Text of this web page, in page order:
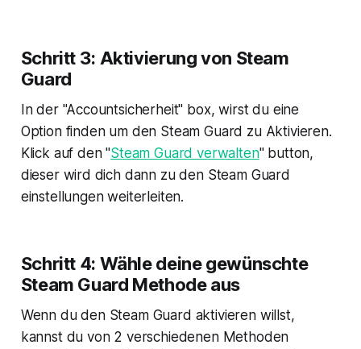
Schritt 3: Aktivierung von Steam
Guard
In der "Accountsicherheit" box, wirst du eine
Option finden um den Steam Guard zu Aktivieren.
Klick auf den "Steam Guard verwalten" button,
dieser wird dich dann zu den Steam Guard
einstellungen weiterleiten.
Schritt 4: Wähle deine gewünschte
Steam Guard Methode aus
Wenn du den Steam Guard aktivieren willst,
kannst du von 2 verschiedenen Methoden